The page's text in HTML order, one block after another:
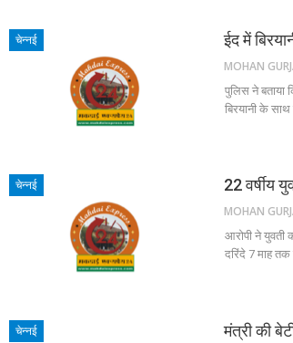
चेन्नई ईद में
MOHAN
पुलिस ने बताया
बिरयानी के
चेन्नई 22 वर्षीय
MOHAN
आरोपी ने
दरिंदे 7 माह
चेन्नई मंत्री की